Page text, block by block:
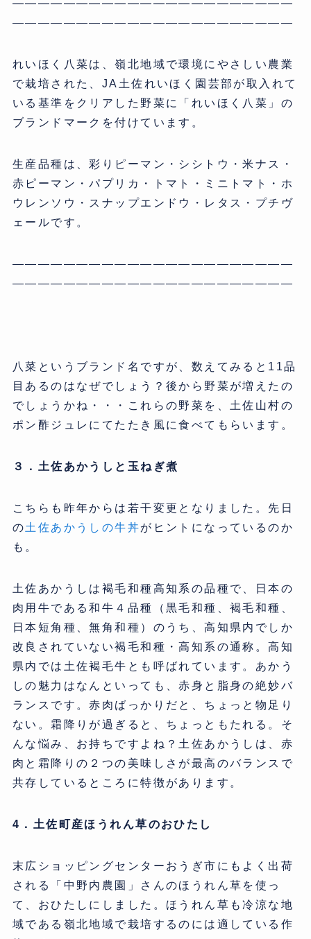
——————————————————————
——————————————————————
れいほく八菜は、嶺北地域で環境にやさしい農業
で栽培された、JA土佐れいほく園芸部が取入れて
いる基準をクリアした野菜に「れいほく八菜」の
ブランドマークを付けています。
生産品種は、彩りピーマン・シシトウ・米ナス・
赤ピーマン・パプリカ・トマト・ミニトマト・ホ
ウレンソウ・スナップエンドウ・レタス・プチヴ
ェールです。
——————————————————————
——————————————————————
八菜というブランド名ですが、数えてみると11品
目あるのはなぜでしょう？後から野菜が増えたの
でしょうかね・・・これらの野菜を、土佐山村の
ポン酢ジュレにてたたき風に食べてもらいます。
３．土佐あかうしと玉ねぎ煮
こちらも昨年からは若干変更となりました。先日
の土佐あかうしの牛丼がヒントになっているのか
も。
土佐あかうしは褐毛和種高知系の品種で、日本の
肉用牛である和牛４品種（黒毛和種、褐毛和種、
日本短角種、無角和種）のうち、高知県内でしか
改良されていない褐毛和種・高知系の通称。高知
県内では土佐褐毛牛とも呼ばれています。あかう
しの魅力はなんといっても、赤身と脂身の絶妙バ
ランスです。赤肉ばっかりだと、ちょっと物足り
ない。霜降りが過ぎると、ちょっともたれる。そ
んな悩み、お持ちですよね？土佐あかうしは、赤
肉と霜降りの２つの美味しさが最高のバランスで
共存しているところに特徴があります。
4．土佐町産ほうれん草のおひたし
末広ショッピングセンターおうぎ市にもよく出荷
される「中野内農園」さんのほうれん草を使っ
て、おひたしにしました。ほうれん草も冷涼な地
域である嶺北地域で栽培するのには適している作